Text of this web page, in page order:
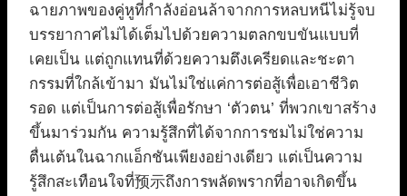
ฉายภาพของคู่หูที่กำลังอ่อนล้าจากการหลบหนีไม่รู้จบ
บรรยากาศไม่ได้เต็มไปด้วยความตลกขบขันแบบที่
เคยเป็น แต่ถูกแทนที่ด้วยความตึงเครียดและชะตา
กรรมที่ใกล้เข้ามา มันไม่ใช่แค่การต่อสู้เพื่อเอาชีวิต
รอด แต่เป็นการต่อสู้เพื่อรักษา ‘ตัวตน’ ที่พวกเขาสร้าง
ขึ้นมาร่วมกัน ความรู้สึกที่ได้จากการชมไม่ใช่ความ
ตื่นเต้นในฉากแอ็กชันเพียงอย่างเดียว แต่เป็นความ
รู้สึกสะเทือนใจที่预示ถึงการพลัดพรากที่อาจเกิดขึ้น